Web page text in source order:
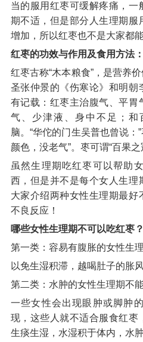
当的服用红枣可缓解疼痛，一
期不适，但是部分人生理期服
增加，所以红枣也不是大家都能
红枣的功效与作用及食用方法：
红枣古称“木本粮食”，是营养
圣张仲景的《伤寒论》和明朝
有记载：红枣主治腹气、平胃
气、少津液、身中不足；和
脑。“华佗的门生吴普也曾说：
颜色，没老气”。枣可谓“百果之
虽然生理期吃红枣可以帮助
西，但是并不是每个女人生理
大家介绍两种女性生理期最
不良反应！
哪些女性生理期不可以吃红枣？
第一类：容易有腹胀的女性生
以免生湿积滞，越喝肚子的胀
第二类：水肿的女性生理期不
一些女性会出现眼肿或脚肿
现，这些人就不适合服食红枣
生痰生湿，水湿积于体内，水